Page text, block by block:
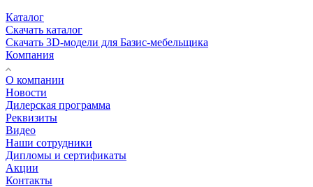
Каталог
Скачать каталог
Скачать 3D-модели для Базис-мебельщика
Компания
О компании
Новости
Дилерская программа
Реквизиты
Видео
Наши сотрудники
Дипломы и сертификаты
Акции
Контакты